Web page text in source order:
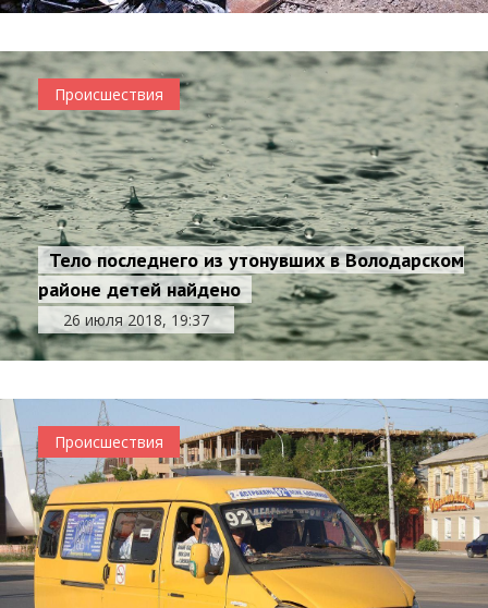
Происшествия
Тело последнего из утонувших в Володарском
районе детей найдено
26 июля 2018, 19:37
Происшествия